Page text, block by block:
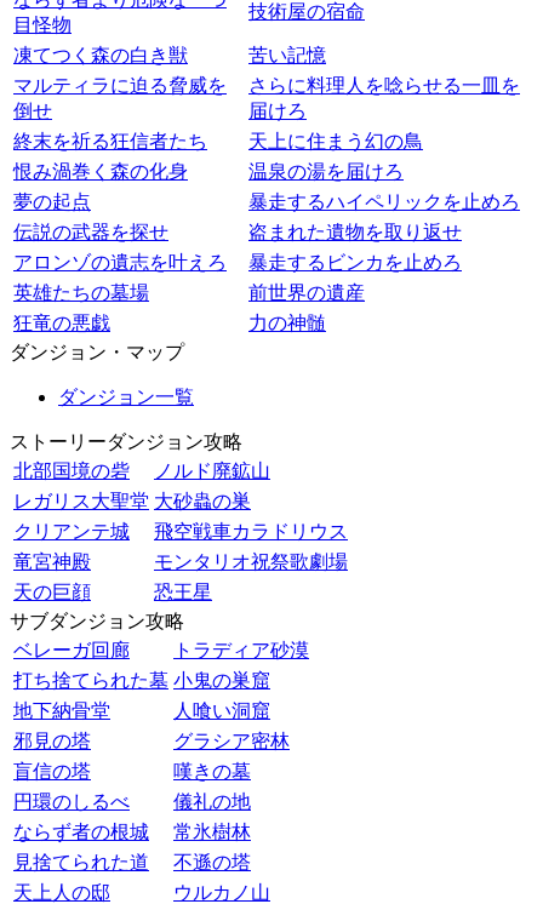
目怪物
技術屋の宿命
凍てつく森の白き獣
苦い記憶
マルティラに迫る脅威を
倒せ
さらに料理人を唸らせる一皿を
届けろ
終末を祈る狂信者たち
天上に住まう幻の鳥
恨み渦巻く森の化身
温泉の湯を届けろ
夢の起点
暴走するハイペリックを止めろ
伝説の武器を探せ
盗まれた遺物を取り返せ
アロンゾの遺志を叶えろ
暴走するビンカを止めろ
英雄たちの墓場
前世界の遺産
狂竜の悪戯
力の神髄
ダンジョン・マップ
ダンジョン一覧
ストーリーダンジョン攻略
北部国境の砦
ノルド廃鉱山
レガリス大聖堂 大砂蟲の巣
クリアンテ城
飛空戦車カラドリウス
竜宮神殿
モンタリオ祝祭歌劇場
天の巨顔
恐王星
サブダンジョン攻略
ベレーガ回廊
トラディア砂漠
打ち捨てられた墓 小鬼の巣窟
地下納骨堂
人喰い洞窟
邪見の塔
グラシア密林
盲信の塔
嘆きの墓
円環のしるべ
儀礼の地
ならず者の根城
常氷樹林
見捨てられた道
不遜の塔
天上人の邸
ウルカノ山